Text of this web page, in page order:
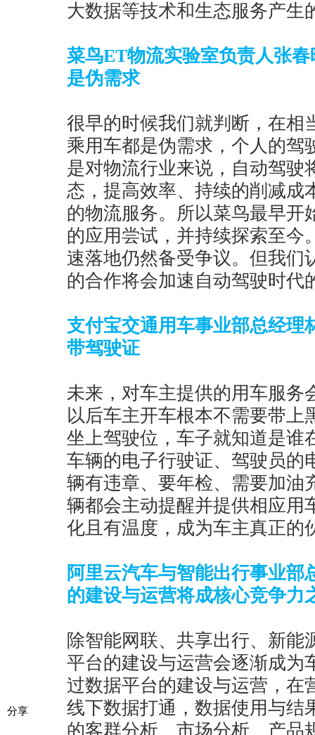
分享
大数据等技术和生态服务产生
菜鸟ET物流实验室负责人张
是伪需求
很早的时候我们就判断，在相
乘用车都是伪需求，个人的驾
是对物流行业来说，自动驾驶
态，提高效率、持续的削减成
的物流服务。所以菜鸟最早开
的应用尝试，并持续探索至今
速落地仍然备受争议。但我们
的合作将会加速自动驾驶时代
支付宝交通用车事业部总经理
带驾驶证
未来，对车主提供的用车服务
以后车主开车根本不需要带上
坐上驾驶位，车子就知道是谁
车辆的电子行驶证、驾驶员的
辆有违章、要年检、需要加油
辆都会主动提醒并提供相应用
化且有温度，成为车主真正的
阿里云汽车与智能出行事业部
的建设与运营将成核心竞争力
除智能网联、共享出行、新能
平台的建设与运营会逐渐成为
过数据平台的建设与运营，在
线下数据打通，数据使用与结
的客群分析、市场分析、产品